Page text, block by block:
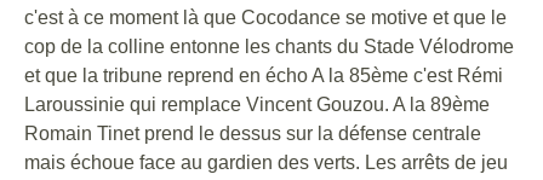
c'est à ce moment là que Cocodance se motive et que le
cop de la colline entonne les chants du Stade Vélodrome
et que la tribune reprend en écho A la 85ème c'est Rémi
Laroussinie qui remplace Vincent Gouzou. A la 89ème
Romain Tinet prend le dessus sur la défense centrale
mais échoue face au gardien des verts. Les arrêts de jeu